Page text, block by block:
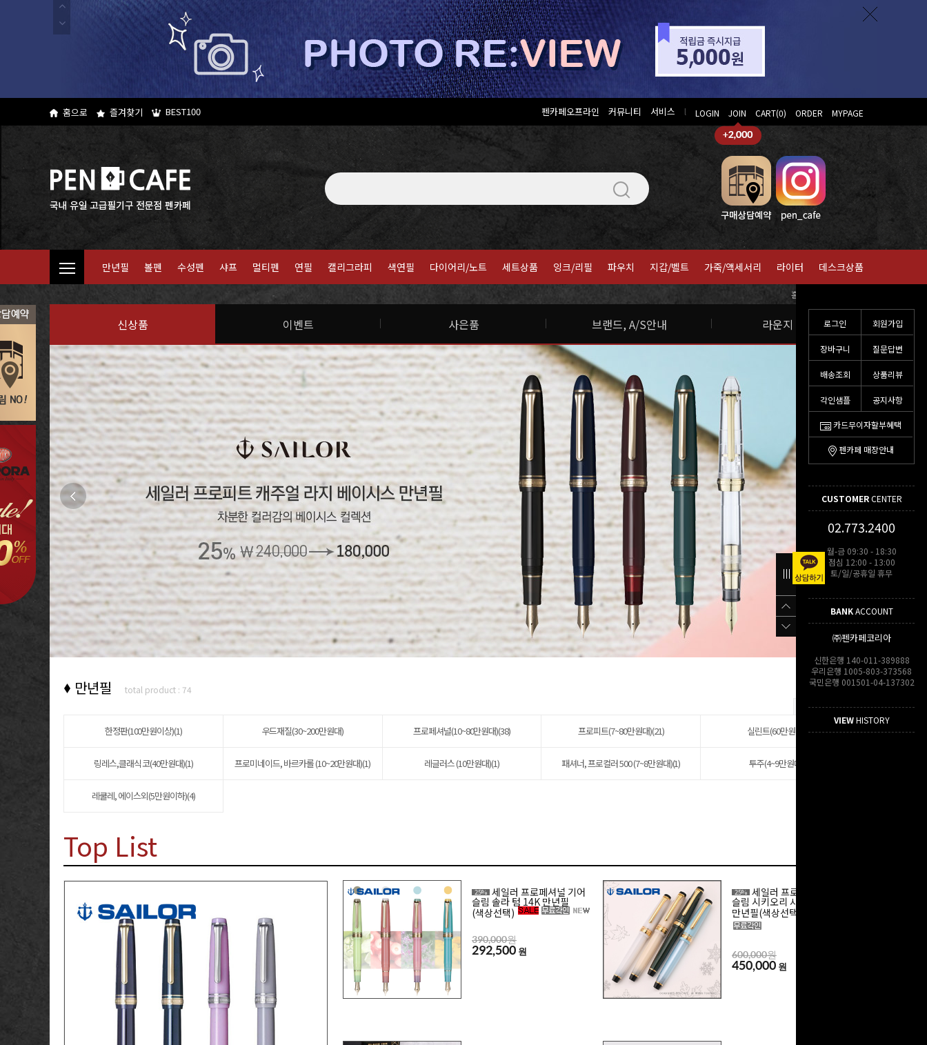
로그인 회원가입
장바구니 질문답변
배송조회 상품리뷰
각인샘플 공지사항
카드무이자할부혜택
펜카페 매장안내
CUSTOMERCENTER
02.773.2400
월-금 09:30 - 18:30
점심 12:00 - 13:00
토/일/공휴일 휴무
BANKACCOUNT
㈜펜카페코리아
신한은행 140-011-389888
우리은행 1005-803-373568
국민은행 001501-04-137302
VIEWHISTORY
홈으로 즐겨찾기 BEST100 펜카페오프라인 커뮤니티 서비스 l LOGIN JOIN CART(0) ORDER MYPAGE
만년필 볼펜 수성펜 샤프 멀티펜 연필 캘리그라피 색연필 다이어리/노트 세트상품 잉크/리필 파우치 지갑/벨트 가죽/액세서리 라이터 데스크상품
홈
신상품 이벤트 사은품 브랜드, A/S안내 라운지 스토리
만년필 total product : 74
한정판(100만원이상)(1) 우드재질(30~200만원대) 프로페셔널(10~80만원대)(38) 프로피트(7~80만원대)(21) 실린트(60만원대)(2)
링레스,클래식 코(40만원대)(1) 프로미네이드, 바르카롤 (10~20만원대)(1) 레글러스 (10만원대)(1) 패셔너, 프로컬러 500 (7~8만원대)(1) 투주(4~9만원대)(4)
레쿨레, 에이스외(5만원이하)(4)
Top List
25% 세일러 프로페셔널 기어
슬림 솔라 텀 14K 만년필
(색상선택)
390,000원
292,500 원
25% 세일러 프로페셔널 기어
슬림 시키오리 사계 14K
만년필(색상선택)
600,000원
450,000 원